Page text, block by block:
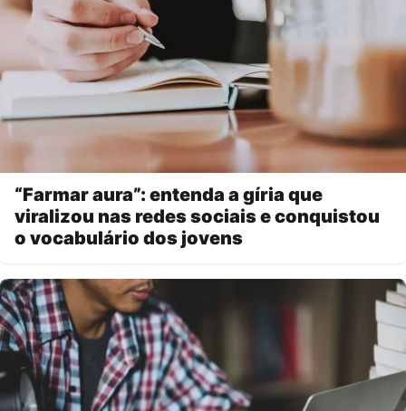
“Farmar aura”: entenda a gíria que
viralizou nas redes sociais e conquistou
o vocabulário dos jovens